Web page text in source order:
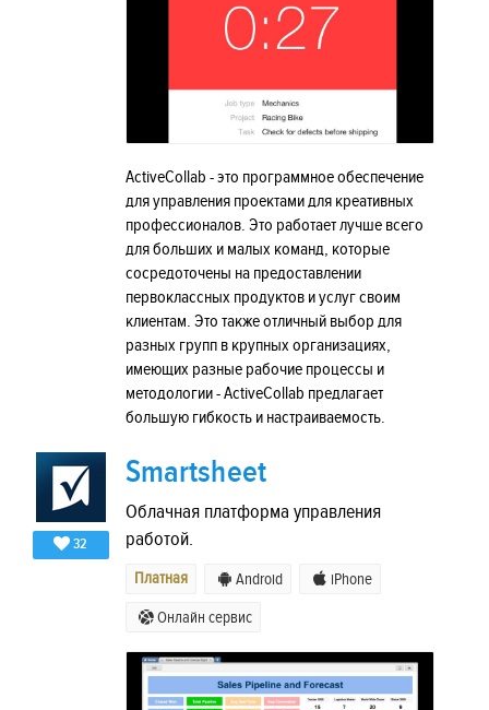
ActiveCollab - это программное обеспечение
для управления проектами для креативных
профессионалов. Это работает лучше всего
для больших и малых команд, которые
сосредоточены на предоставлении
первоклассных продуктов и услуг своим
клиентам. Это также отличный выбор для
разных групп в крупных организациях,
имеющих разные рабочие процессы и
методологии - ActiveCollab предлагает
большую гибкость и настраиваемость.
32
Smartsheet
Облачная платформа управления
работой.
Платная Android iPhone
Онлайн сервис